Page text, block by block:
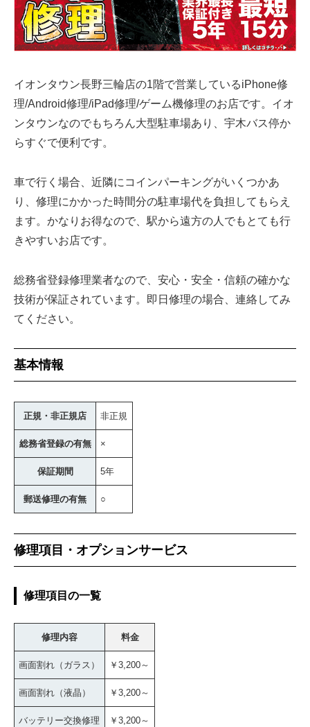
イオンタウン長野三輪店の1階で営業しているiPhone修
理/Android修理/iPad修理/ゲーム機修理のお店です。イオ
ンタウンなのでもちろん大型駐車場あり、宇木バス停か
らすぐで便利です。
車で行く場合、近隣にコインパーキングがいくつかあ
り、修理にかかった時間分の駐車場代を負担してもらえ
ます。かなりお得なので、駅から遠方の人でもとても行
きやすいお店です。
総務省登録修理業者なので、安心・安全・信頼の確かな
技術が保証されています。即日修理の場合、連絡してみ
てください。
基本情報
正規・非正規店 非正規
総務省登録の有無 ×
保証期間 5年
郵送修理の有無 ○
修理項目・オプションサービス
修理項目の一覧
修理内容 料金
画面割れ（ガラス） ￥3,200～
画面割れ（液晶） ￥3,200～
バッテリー交換修理 ￥3,200～